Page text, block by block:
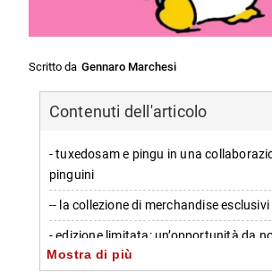
Scritto da Gennaro Marchesi
Contenuti dell'articolo
- tuxedosam e pingu in una
pinguini
-- la collezione di merchandise esclusivi
- edizione limitata: un’opportunità da
- disponibilità limitata alle sale giochi
Mostra di più